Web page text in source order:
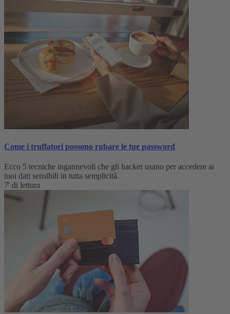
Come i truffatori possono rubare le tue password
Ecco 5 tecniche ingannevoli che gli hacker usano per accedere ai
tuoi dati sensibili in tutta semplicità.
7' di lettura